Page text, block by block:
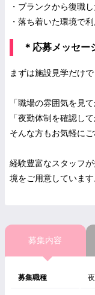
・ブランクから復職
・落ち着いた環境で
＊応募メッセー
まずは施設見学だけで
「職場の雰囲気を見
「夜勤体制を確認し
そんな方もお気軽にご
経験豊富なスタッフ
境をご用意しています
募集内容
募集職種